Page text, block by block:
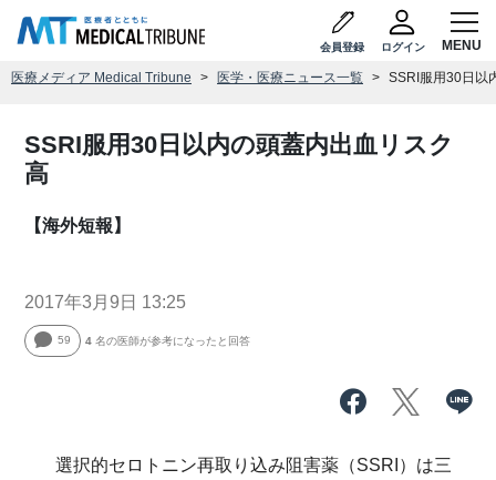
会員登録 ログイン
医療メディア Medical Tribune 医学・医療ニュース一覧 SSRI服用30日以
SSRI服用30日以内の頭蓋内出血リスク
高
【海外短報】
2017年3月9日 13:25
59 4 名の医師が参考になったと回答
選択的セロトニン再取り込み阻害薬（SSRI）は三